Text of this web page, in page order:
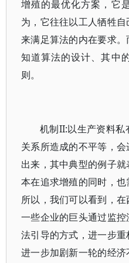
增殖的最优化方案，它
为，它往往以工人牺牲
来满足算法的内在要求
知道算法的设计、其中
则。
机制II:以生产资料
关系所造成的不平等，
出来，其中典型的例子
本在追求增殖的同时，也
所以，我们可以看到，在
一些企业的巨头通过监
法引导的方式，进一步
进一步加剧新一轮的经